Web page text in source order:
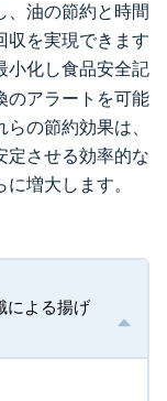
、油の節約と時間
収を実現できます
小化し食品安全記
のアラートを可能
の節約効果は、
定させる効率的な
増大します。
による揚げ